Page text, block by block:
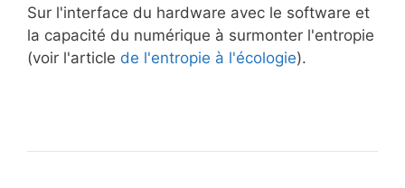
Sur l'interface du hardware avec le software et
la capacité du numérique à surmonter l'entropie
(voir l'article de l'entropie à l'écologie).